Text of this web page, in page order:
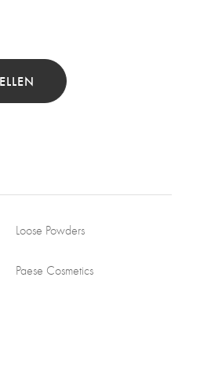
Loose Powders
Paese Cosmetics